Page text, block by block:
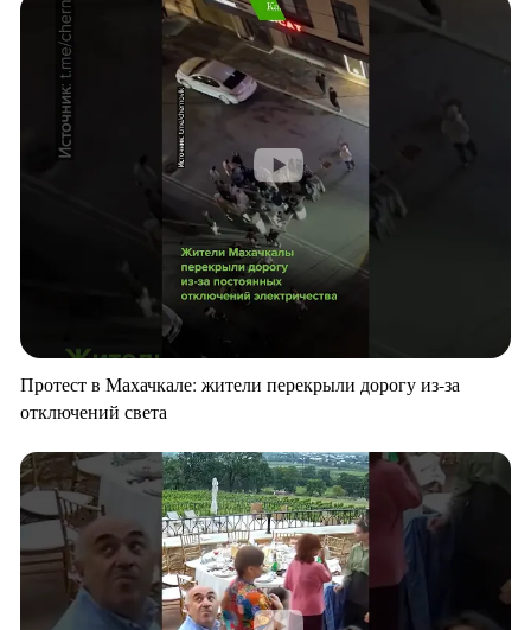
Протест в Махачкале: жители перекрыли дорогу из-за
отключений света